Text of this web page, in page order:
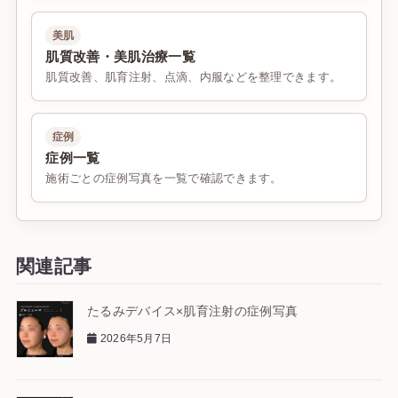
美肌
肌質改善・美肌治療一覧
肌質改善、肌育注射、点滴、内服などを整理できます。
症例
症例一覧
施術ごとの症例写真を一覧で確認できます。
関連記事
たるみデバイス×肌育注射の症例写真
2026年5月7日